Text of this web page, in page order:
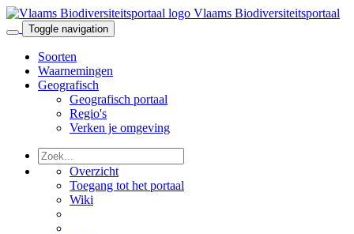
Vlaams Biodiversiteitsportaal
Toggle navigation
Soorten
Waarnemingen
Geografisch
Geografisch portaal
Regio's
Verken je omgeving
Overzicht
Toegang tot het portaal
Wiki